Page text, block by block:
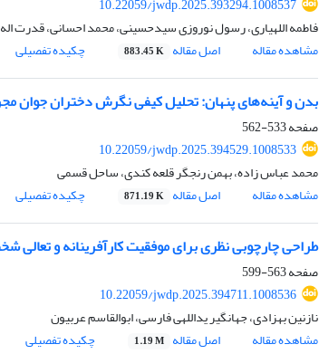
10.22059/jwdp.2025.393294.1008537
فاطمه اللهیاری، رسول نوروزی سیدحسینی، محمد احسانی، قدرت
مشاهده مقاله
اصل مقاله 883.45 K چکیده تفصیلی
بدن و آینه‌های پنهان: تحلیل کیفی نگرش دختران جوان
صفحه533-562
10.22059/jwdp.2025.394529.1008533
محمد عباس زاده، بهمن رنجگر قلعه کندی، ساحل قسمی
مشاهده مقاله
اصل مقاله 871.19 K چکیده تفصیلی
طراحی چارچوبی نظری برای موفقیت کارآفرینانه و تعالی
صفحه563-599
10.22059/jwdp.2025.394711.1008536
نازنین بهزادی، جهانگیر یداللهی فارسی، ابوالقاسم عربیون
مشاهده مقاله
اصل مقاله 1.19 M چکیده تفصیلی